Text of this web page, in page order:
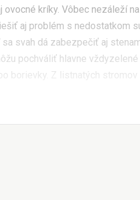
kríky. Vôbec nezáleží
aj problém s nedostatkom
svah dá zabezpečiť aj
pochváliť hlavne
borievky. Z listnatých stromov